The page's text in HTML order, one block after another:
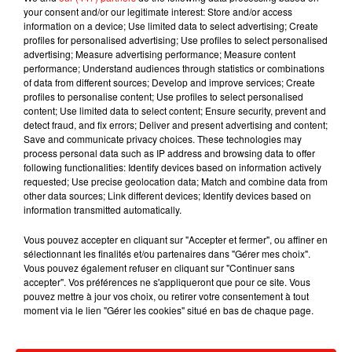
Musique
7 août 2026
Julien Lieb s’essaye à la vie de chatelain
dans son nouveau clip
Madonna sort enfin le remix de « Love
Sensation » avec Kylie Minogue
your consent and/or our legitimate interest: Store and/or access
information on a device; Use limited data to select advertising; Create
profiles for personalised advertising; Use profiles to select personalised
advertising; Measure advertising performance; Measure content
performance; Understand audiences through statistics or combinations
of data from different sources; Develop and improve services; Create
profiles to personalise content; Use profiles to select personalised
content; Use limited data to select content; Ensure security, prevent and
detect fraud, and fix errors; Deliver and present advertising and content;
Save and communicate privacy choices. These technologies may
process personal data such as IP address and browsing data to offer
following functionalities: Identify devices based on information actively
requested; Use precise geolocation data; Match and combine data from
other data sources; Link different devices; Identify devices based on
information transmitted automatically.
Vous pouvez accepter en cliquant sur "Accepter et fermer", ou affiner en
sélectionnant les finalités et/ou partenaires dans "Gérer mes choix".
Vous pouvez également refuser en cliquant sur "Continuer sans
accepter". Vos préférences ne s'appliqueront que pour ce site. Vous
pouvez mettre à jour vos choix, ou retirer votre consentement à tout
moment via le lien "Gérer les cookies" situé en bas de chaque page.